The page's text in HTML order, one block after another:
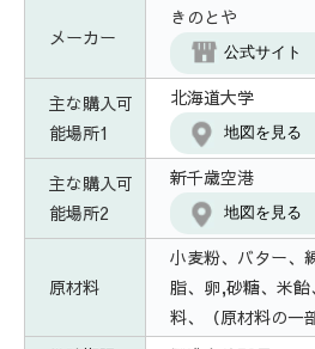
メーカー
きのとや
公式サイト
主な購入可
能場所1
北海道大学
地図を見る
主な購入可
能場所2
新千歳空港
地図を見る
原材料
小麦粉、バター、
脂、卵,砂糖、米
料、（原材料の一